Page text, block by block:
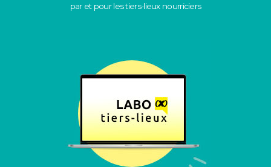
par et pour les tiers-lieux nourriciers